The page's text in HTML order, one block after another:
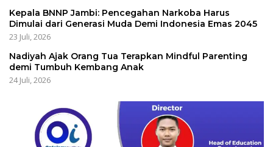
Kepala BNNP Jambi: Pencegahan Narkoba Harus
Dimulai dari Generasi Muda Demi Indonesia Emas 2045
23 Juli, 2026
Nadiyah Ajak Orang Tua Terapkan Mindful Parenting
demi Tumbuh Kembang Anak
24 Juli, 2026